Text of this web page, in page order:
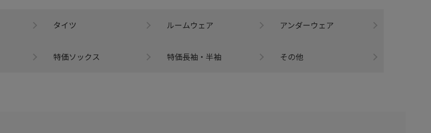
タイツ ルームウェア アンダーウェア
特価ソックス 特価長袖・半袖 その他